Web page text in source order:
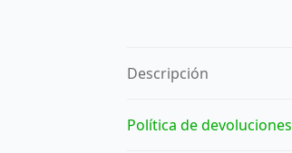
Descripción
Política de devoluciones